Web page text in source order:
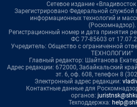
Сетевое издание
Зарегистрировано Федеральной службой
информационных технологий и
(Роскомнадзор).
Регистрационный номер и дата принятия
ФС 77-85603 от
Учредитель: Общество с ограниченной
ТЕХНОЛОГИИ"
Главный редактор: Шайтанова
Адрес редакции: 672000, Забайкальский
эт. 6, оф. 608, телефон 8
Электронный адрес редакции:
Контактные данные для
органов:
Техподдержка: